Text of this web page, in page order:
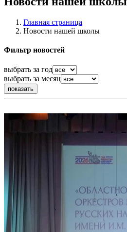
Главная страница
Новости нашей школы
Фильтр новостей
выбрать за год
выбрать за месяц